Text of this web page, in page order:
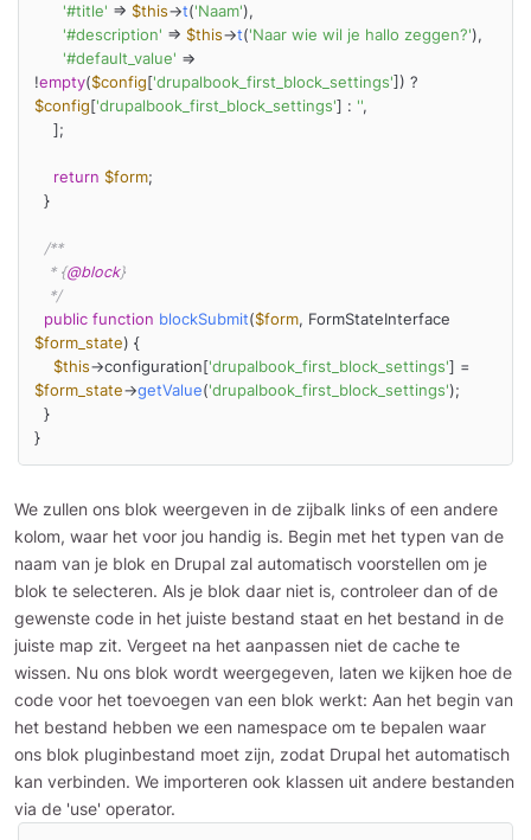
'#title' => $this->t('Naam'),
'#description' => $this->t('Naar wie wil je hallo zeggen?'),
'#default_value' =>
!empty($config['drupalbook_first_block_settings'
$config['drupalbook_first_block_settings'] : '',
return $form;
/**
   * {
@block}
   */
public function blockSubmit($form
$form_state) {
$this->configuration['drupalbook_first_block_settings'
$form_state->getValue('drupalbook_first_block_settings');
}
We zullen ons blok weergeven in de zijbalk links of een andere
kolom, waar het voor jou handig is. Begin met het typen van de
naam van je blok en Drupal zal automatisch voorstellen om je
blok te selecteren. Als je blok daar niet is, controleer dan of de
gewenste code in het juiste bestand staat en het bestand in de
juiste map zit. Vergeet na het aanpassen niet de cache te
wissen. Nu ons blok wordt weergegeven, laten we kijken hoe de
code voor het toevoegen van een blok werkt: Aan het begin van
het bestand hebben we een namespace om te bepalen waar
ons blok pluginbestand moet zijn, zodat Drupal het automatisch
kan verbinden. We importeren ook klassen uit andere bestanden
via de 'use' operator.